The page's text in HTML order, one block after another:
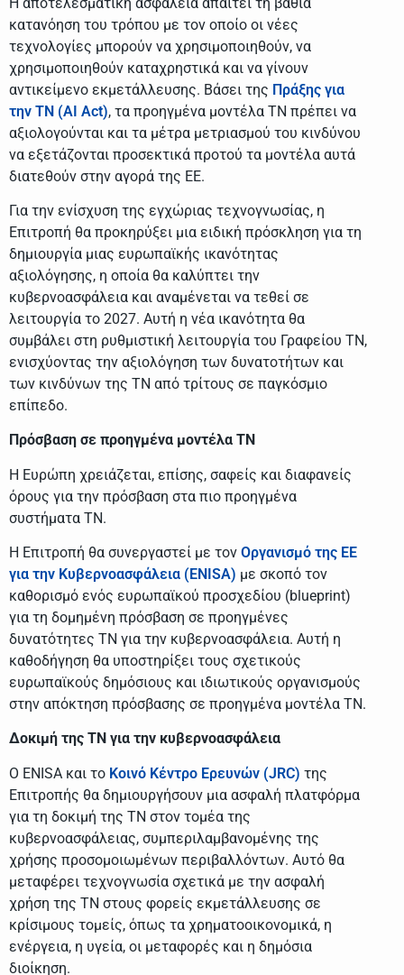
κατανόηση του τρόπου με τον οποίο οι νέες
τεχνολογίες μπορούν να χρησιμοποιηθούν, να
χρησιμοποιηθούν καταχρηστικά και να γίνουν
αντικείμενο εκμετάλλευσης. Βάσει της Πράξης για
την ΤΝ (AI Act), τα προηγμένα μοντέλα ΤΝ πρέπει να
αξιολογούνται και τα μέτρα μετριασμού του κινδύνου
να εξετάζονται προσεκτικά προτού τα μοντέλα αυτά
διατεθούν στην αγορά της ΕΕ.
Για την ενίσχυση της εγχώριας τεχνογνωσίας, η
Επιτροπή θα προκηρύξει μια ειδική πρόσκληση για τη
δημιουργία μιας ευρωπαϊκής ικανότητας
αξιολόγησης, η οποία θα καλύπτει την
κυβερνοασφάλεια και αναμένεται να τεθεί σε
λειτουργία το 2027. Αυτή η νέα ικανότητα θα
συμβάλει στη ρυθμιστική λειτουργία του Γραφείου ΤΝ,
ενισχύοντας την αξιολόγηση των δυνατοτήτων και
των κινδύνων της ΤΝ από τρίτους σε παγκόσμιο
επίπεδο.
Πρόσβαση σε προηγμένα μοντέλα ΤΝ
Η Ευρώπη χρειάζεται, επίσης, σαφείς και διαφανείς
όρους για την πρόσβαση στα πιο προηγμένα
συστήματα ΤΝ.
Η Επιτροπή θα συνεργαστεί με τον Οργανισμό της ΕΕ
για την Κυβερνοασφάλεια (ENISA) με σκοπό τον
καθορισμό ενός ευρωπαϊκού προσχεδίου (blueprint)
για τη δομημένη πρόσβαση σε προηγμένες
δυνατότητες ΤΝ για την κυβερνοασφάλεια. Αυτή η
καθοδήγηση θα υποστηρίξει τους σχετικούς
ευρωπαϊκούς δημόσιους και ιδιωτικούς οργανισμούς
στην απόκτηση πρόσβασης σε προηγμένα μοντέλα ΤΝ.
Δοκιμή της ΤΝ για την κυβερνοασφάλεια
Ο ENISA και το Κοινό Κέντρο Ερευνών (JRC) της
Επιτροπής θα δημιουργήσουν μια ασφαλή πλατφόρμα
για τη δοκιμή της ΤΝ στον τομέα της
κυβερνοασφάλειας, συμπεριλαμβανομένης της
χρήσης προσομοιωμένων περιβαλλόντων. Αυτό θα
μεταφέρει τεχνογνωσία σχετικά με την ασφαλή
χρήση της ΤΝ στους φορείς εκμετάλλευσης σε
κρίσιμους τομείς, όπως τα χρηματοοικονομικά, η
ενέργεια, η υγεία, οι μεταφορές και η δημόσια
διοίκηση.